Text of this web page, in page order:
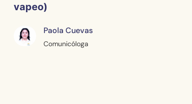
vapeo)
Paola Cuevas
Comunicóloga